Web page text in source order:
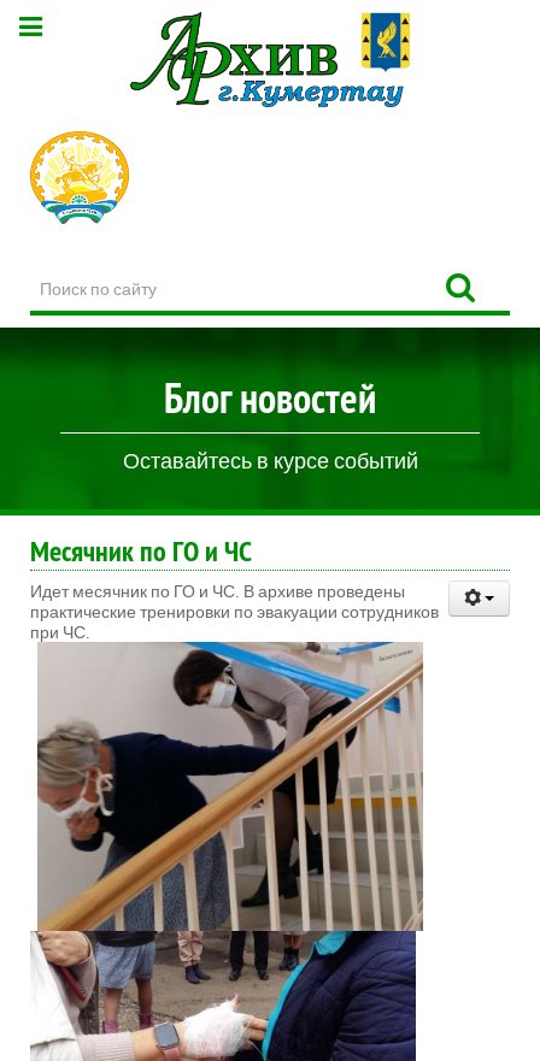
по
сайту
Блог новостей
Оставайтесь в курсе событий
Месячник по ГО и ЧС
Идет месячник по ГО и ЧС. В архиве проведены
практические тренировки по эвакуации сотрудников
при ЧС.